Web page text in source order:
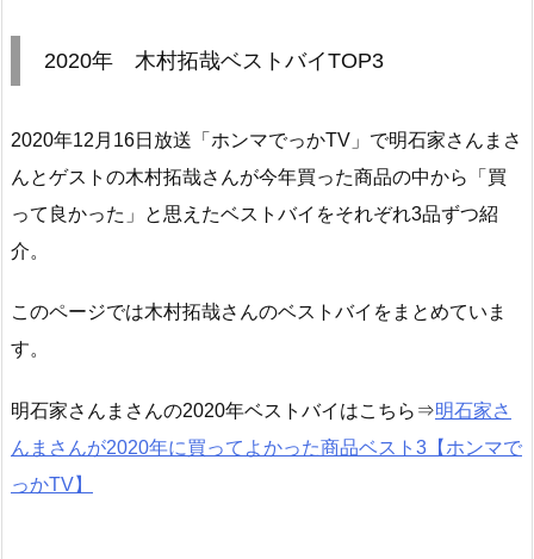
2020年 木村拓哉ベストバイTOP3
2020年12月16日放送「ホンマでっかTV」で明石家さんまさ
んとゲストの木村拓哉さんが今年買った商品の中から「買
って良かった」と思えたベストバイをそれぞれ3品ずつ紹
介。
このページでは木村拓哉さんのベストバイをまとめていま
す。
明石家さんまさんの2020年ベストバイはこちら⇒明石家さ
んまさんが2020年に買ってよかった商品ベスト3【ホンマで
っかTV】